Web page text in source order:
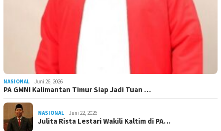
NASIONAL Juni 26, 2026
PA GMNI Kalimantan Timur Siap Jadi Tuan …
NASIONAL Juni 22, 2026
Julita Rista Lestari Wakili Kaltim di PA…